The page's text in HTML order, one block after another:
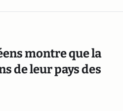
montre que la
de leur pays des